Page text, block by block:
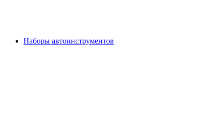
Наборы автоинструментов